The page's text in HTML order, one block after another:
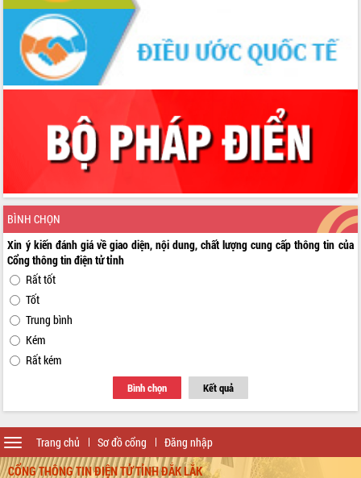
BÌNH CHỌN
Xin ý kiến đánh giá về giao diện, nội dung, chất lượng cung cấp thông tin của
Cổng thông tin điện tử tỉnh
Rất tốt
Tốt
Trung bình
Kém
Rất kém
Bình chọn Kết quả
Trang chủ Sơ đồ cổng Đăng nhập
Toggle
navigation
CỔNG THÔNG TIN ĐIỆN TỬ TỈNH ĐẮK LẮK